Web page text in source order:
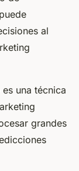
al
una técnica
grandes